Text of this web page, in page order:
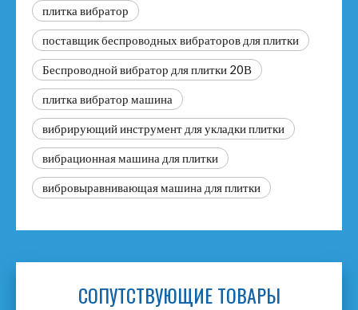
плитка вибратор
поставщик беспроводных вибраторов для плитки
Беспроводной вибратор для плитки 20В
плитка вибратор машина
вибрирующий инструмент для укладки плитки
вибрационная машина для плитки
вибровыравнивающая машина для плитки
СОПУТСТВУЮЩИЕ ТОВАРЫ